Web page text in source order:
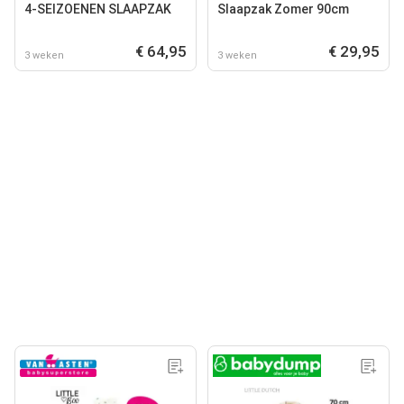
4-SEIZOENEN SLAAPZAK
3 weken € 64,95
Slaapzak Zomer 90cm
3 weken € 29,95